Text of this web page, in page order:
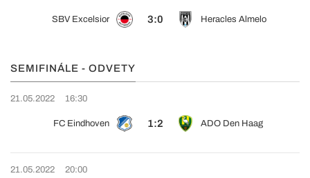
SBV Excelsior 3:0 Heracles Almelo
SEMIFINÁLE - ODVETY
21.05.2022 16:30
FC Eindhoven 1:2 ADO Den Haag
21.05.2022 20:00